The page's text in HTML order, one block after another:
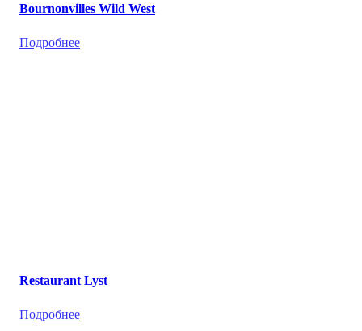
Bournonvilles Wild West
Подробнее
Restaurant Lyst
Подробнее